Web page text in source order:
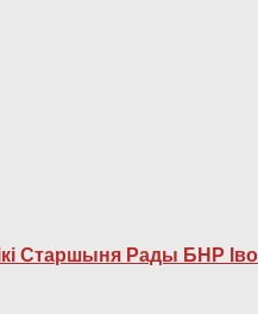
Старшыня Рады БНР